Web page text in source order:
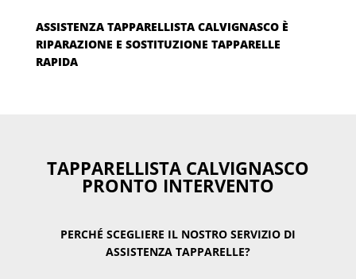
ASSISTENZA TAPPARELLISTA CALVIGNASCO È
RIPARAZIONE E SOSTITUZIONE TAPPARELLE
RAPIDA
TAPPARELLISTA CALVIGNASCO
PRONTO INTERVENTO
PERCHÉ SCEGLIERE IL NOSTRO SERVIZIO DI
ASSISTENZA TAPPARELLE?